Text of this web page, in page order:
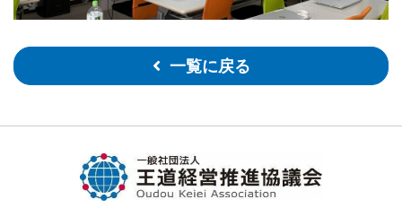
一覧に戻る